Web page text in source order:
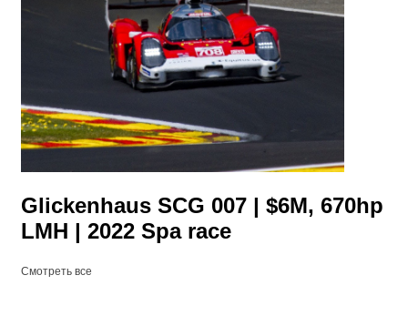
Glickenhaus SCG 007 | $6M, 670hp
LMH | 2022 Spa race
Смотреть все